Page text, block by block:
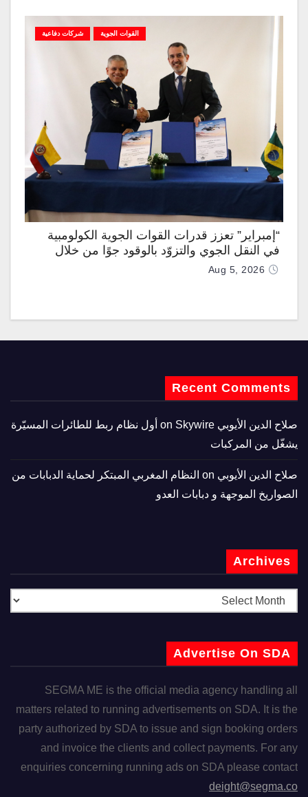
القوات الجوية شركات دفاعية
“إمبراير” تعزز قدرات القوات الجوية الكولومبية
في النقل الجوي والتزوّد بالوقود جوًا من خلال
تزويدها بطائرتي “كيه سي-390 ميلينيوم”
Aug 5, 2026
Recent Comments
صلاح الدين الأيوبي
Skywire أول نظام ربط للطائرات المسيّرة
يشغّل من المركبات
صلاح الدين الأيوبي
النظام المغربي المبتكر لحماية الدبابات من
الصواريخ الموجهة و دبابات العدو
Archives
Advertise On SDA
SEGMA ME is the official media agency handling all
matters related to running advertisements on SDA. It is the
party authorized by SDA to issue and sign booking orders
and invoice the clients and collect payments. For any
enquiries concerning running ads on SDA please contact
deight@segma.co